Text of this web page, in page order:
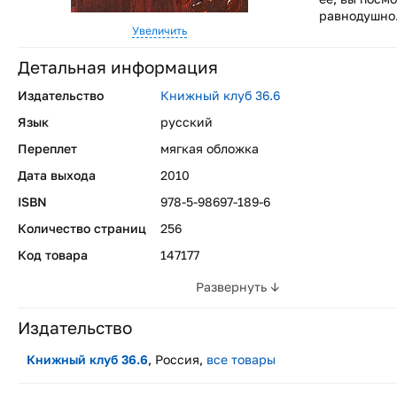
Увеличить
Детальная информация
Развернуть ↓
Издательство
Книжный клуб 36.6
Язык
русский
Переплет
мягкая обложка
Дата выхода
2010
ISBN
978-5-98697-189-6
Количество страниц
256
Код товара
147177
Издательство
Книжный клуб 36.6, Россия, все товары